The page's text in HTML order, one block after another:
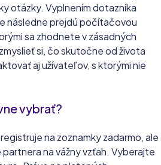
otázky. Vyplnením dotazníka
následne prejdú počítačovou
sa zhodnete v zásadných
si, čo skutočne od života
aj užívateľov, s ktorými nie
vybrať?
na zoznamky zadarmo, ale
na vážny vzťah. Vyberajte